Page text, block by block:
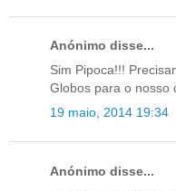
Anónimo disse...
Sim Pipoca!!!
Globos para o nosso
19 maio, 2014 19:34
Anónimo disse...